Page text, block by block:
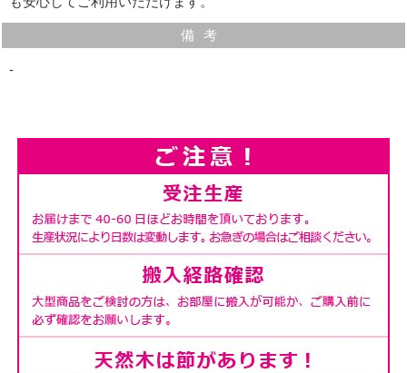
フェルト
本体の底には床が傷つきにくいようにフェルトを貼って
います。
本体をずらしたいときでも楽に動かせます。
備考
‐